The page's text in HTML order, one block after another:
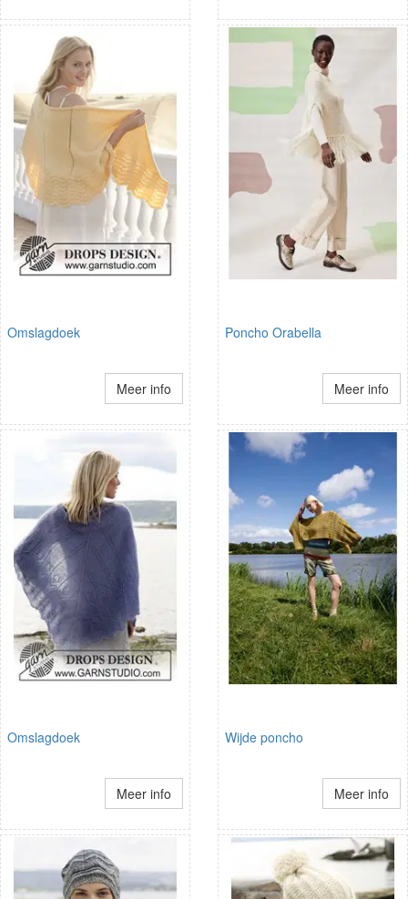
Omslagdoek
Meer info
Poncho Orabella
Meer info
Omslagdoek
Meer info
Wijde poncho
Meer info